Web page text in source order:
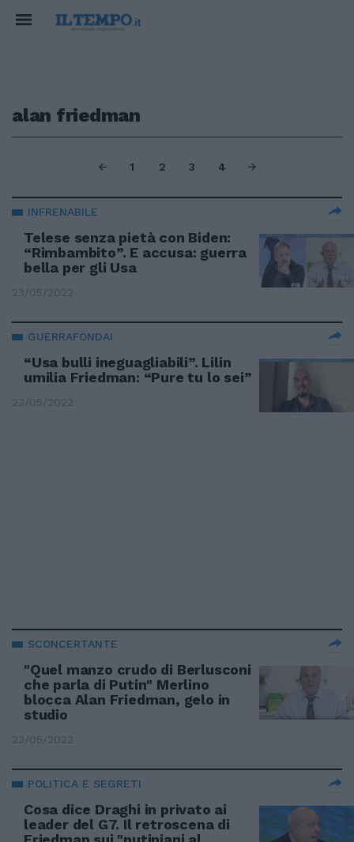
alan friedman
1 2 3 4
INFRENABILE
Telese senza pietà con Biden:
“Rimbambito”. E accusa: guerra
bella per gli Usa
23/05/2022
GUERRAFONDAI
“Usa bulli ineguagliabili”. Lilin
umilia Friedman: “Pure tu lo sei”
23/05/2022
SCONCERTANTE
"Quel manzo crudo di Berlusconi
che parla di Putin" Merlino
blocca Alan Friedman, gelo in
studio
23/05/2022
POLITICA E SEGRETI
Cosa dice Draghi in privato ai
leader del G7. Il retroscena di